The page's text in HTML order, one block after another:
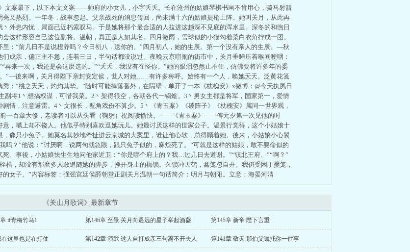
案最下，以下本文文案——帅府的小女儿，小字夭夭。长在沧州的姑娘琴棋书画不肯用心，骑马射箭
又热烈。一年冬，战事忽起。父亲战死的消息传回，尚未满十六的姑娘提枪上阵。她叫关月，从此再
外患内忧，局面已近朽索驭马。于是她将那个最合适的人拉进这趟深不见底的浑水里。深冬的和煦日
这样形容自己这位副将。温朝，真正是人如其名。四月微雨，雪球似的小猫勾着荼白衣角拧成一团。
里：“前几日不是说想养吗？今日初八，送你的。”四月初八，她的生辰。第一个没有亲人的生辰。—秋
成亲，偏正主不急，连着三日，半句话都没说过。夜晚云京喧闹的街市中，关月垂眸压着喉间哽咽：
再来一次，我还是会这麽选的。”“夭夭，我没有在怪你。”她的眼泪忽然止不住，仿佛要将许多年的委
”—後来啊，关月得陛下亲封安定侯，世人对她……有许多称呼。始终有一个人，唤她夭夭。泛黄花笺
：“桃之夭夭，灼灼其华。”随时可能掉落番外，在隔壁，单开了一本《枕槐安》x微博：@今天执夙日
副将1丶想搞权谋，可惜我菜。2丶架得很空，各朝各代一锅烩。3丶男女主都是将军，国家第一，爱情
情，注意避雷。4丶文很长，配角戏份不算少。5丶《青玉案》《破阵子》《枕槐安》属同一世界观，
一百章大修，老读者可以从头看（鞠躬）祝阅读愉快。——《青玉案》——傅元夕第一次见他的时
，嘴上却不饶人。他似乎特别喜欢逗她玩儿。她最讨厌这样的世家公子。温景行觉得，这个小姑娘十
像只小兔子。她莫名其妙地牵扯进云京城的大案里，谁让他心软，总得顾着她。後来，小姑娘小心翼
吗？”他说：“讨厌啊，说两句就急眼，跟只兔子似的，麻烦死了。”可就是这样的姑娘，敢不要命似的
。事後，小姑娘怯生生地问他家近卫：“你是哪个府上的？我…过几日去道谢。”“镇北王府。”“啊？”
梏，却没有那麽多人敢追随她的脚步，挣开身上的枷锁。久锁冲天鹤，鑫笼忽自开。我仍受困于樊笼，
女子。”内容标签：强强宫廷侯爵朝堂正剧关月温朝一句话简介：明月与朝阳。立意：海晏河清
《关山月歌词》最新章节
if青梅竹马1 第146章 至景 关月向遥远的星子举起酒盏 第145章 新帝 陛下言重
在这里也是在打仗 第142章 演武 这人自打成亲三句离不开夫人 第141章 敬天 那伯父嘱托你一件事